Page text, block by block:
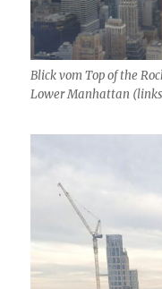
Blick vom Top of the
Lower Manhattan